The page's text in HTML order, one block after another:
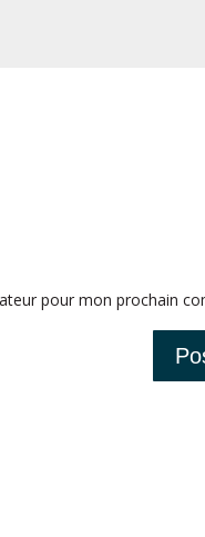
pour mon prochain